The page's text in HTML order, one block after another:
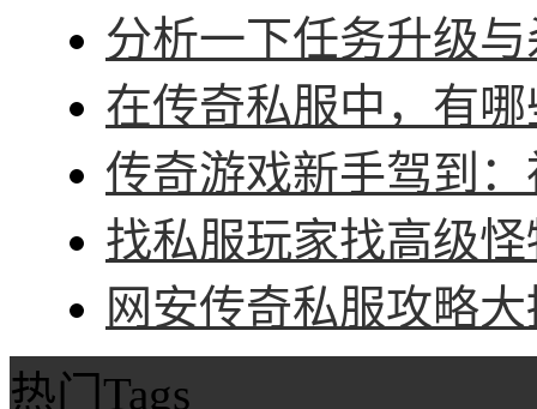
分析一下任务升级
在传奇私服中，有
传奇游戏新手驾到
找私服玩家找高级
网安传奇私服攻略
热门Tags